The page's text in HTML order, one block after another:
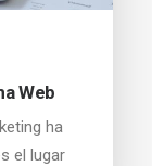
Web
ha
el lugar